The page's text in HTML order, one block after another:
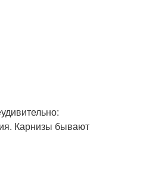
Карнизы бывают